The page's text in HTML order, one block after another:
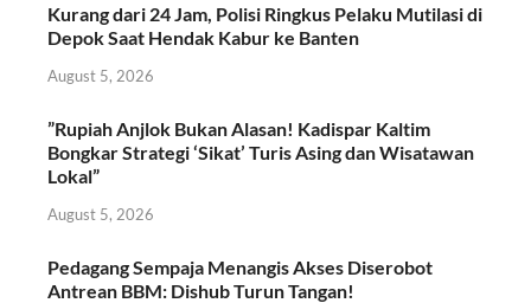
Kurang dari 24 Jam, Polisi Ringkus Pelaku Mutilasi di
Depok Saat Hendak Kabur ke Banten
August 5, 2026
​”Rupiah Anjlok Bukan Alasan! Kadispar Kaltim
Bongkar Strategi ‘Sikat’ Turis Asing dan Wisatawan
Lokal”
August 5, 2026
Pedagang Sempaja Menangis Akses Diserobot
Antrean BBM: Dishub Turun Tangan!